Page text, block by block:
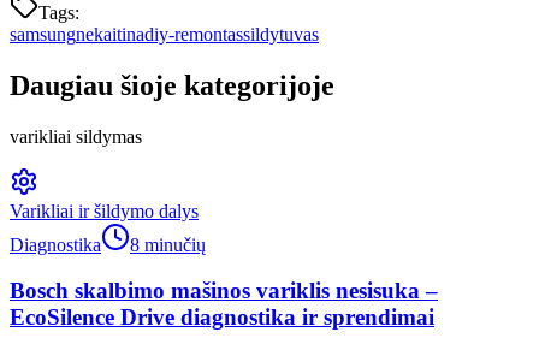
Tags:
samsungnekaitinadiy-remontassildytuvas
Daugiau šioje kategorijoje
varikliai sildymas
Varikliai ir šildymo dalys
Diagnostika
8 minučių
Bosch skalbimo mašinos variklis nesisuka –
EcoSilence Drive diagnostika ir sprendimai